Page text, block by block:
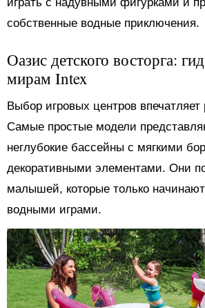
собственные водные приключения.
Оазис детского восторга:
мирам Intex
Выбор игровых центров впечатляет
Самые простые модели
неглубокие бассейны с мягкими
декоративными элементами. Они
малышей, которые только
водными играми.